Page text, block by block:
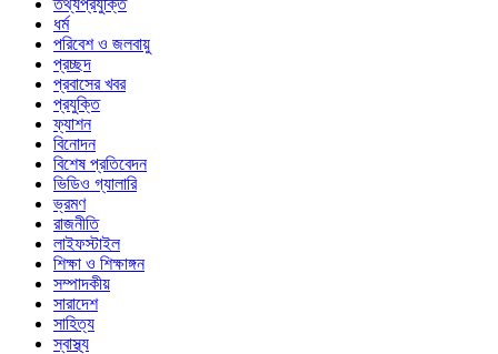
তথ্যপ্রযুক্তি
ধর্ম
পরিবেশ ও জলবায়ু
প্রচ্ছদ
প্রবাসের খবর
প্রযুক্তি
ফ্যাশন
বিনোদন
বিশেষ প্রতিবেদন
ভিডিও গ্যালারি
ভ্রমণ
রাজনীতি
লাইফস্টাইল
শিক্ষা ও শিক্ষাঙ্গন
সম্পাদকীয়
সারাদেশ
সাহিত্য
স্বাস্থ্য